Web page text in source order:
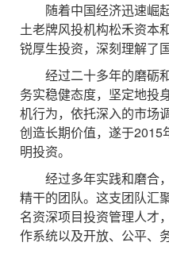
随着中国经济迅速崛
土老牌风投机构松禾资本
锐厚生投资，深刻理解了
经过二十多年的磨砺
务实稳健态度，坚定地投
机行为，依托深入的市场
创造长期价值，遂于2015
明投资。
经过多年实践和磨合
精干的团队。这支团队汇
名资深项目投资管理人才
作系统以及开放、公平、